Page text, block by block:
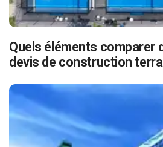
Quels éléments comparer
devis de construction